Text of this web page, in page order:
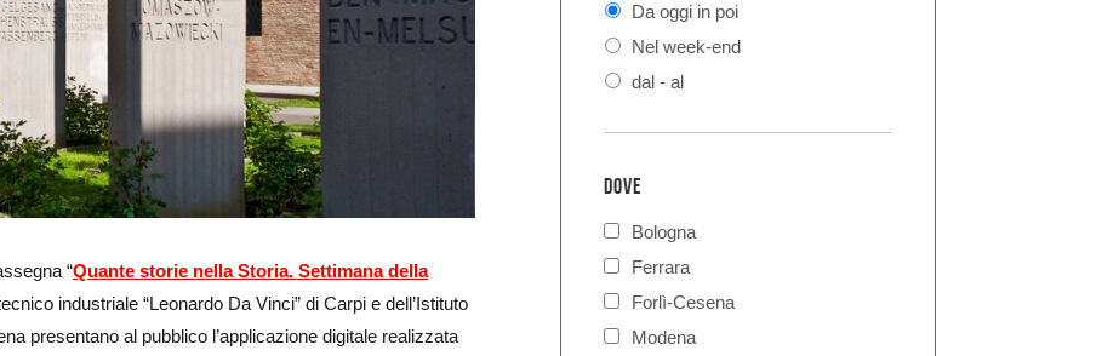
“Quante storie nella Storia. Settimana della
industriale “Leonardo Da Vinci” di Carpi e dell’Istituto
presentano al pubblico l’applicazione digitale realizzata
Da oggi in poi
Nel week-end
dal - al
DOVE
Bologna
Ferrara
Forlì-Cesena
Modena